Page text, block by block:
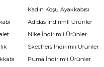
Kadın Koşu Ayakkabısı
Adidas İndirimli Ürünler
Nike İndirimli Ürünler
Skechers İndirimli Ürünler
Puma İndirimli Ürünler